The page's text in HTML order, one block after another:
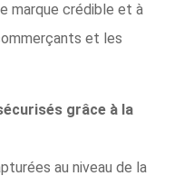
marque crédible et à
et les
grâce à la
au niveau de la